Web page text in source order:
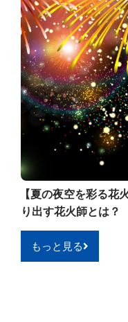
【夏の夜空を彩る
り出す花火師とは？
もっと見る